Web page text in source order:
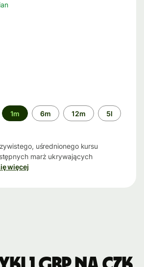
1m 6m 12m 5l
uśrednionego kursu
marż ukrywających
więcej